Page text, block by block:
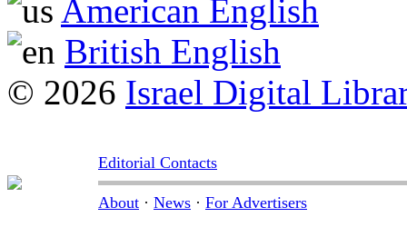
American English
British English
© 2026 Israel Digital
Editorial Contacts
About · News · For Advertisers